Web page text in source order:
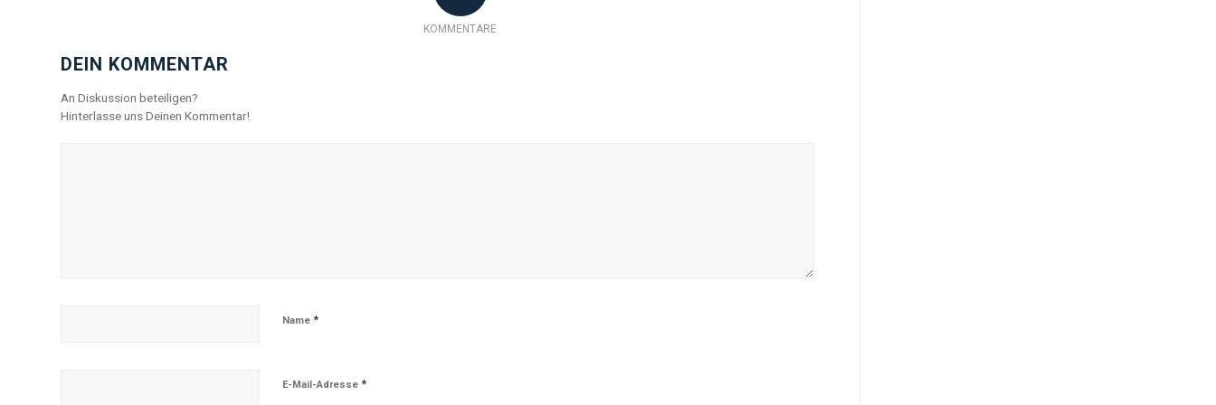
KOMMENTARE
DEIN KOMMENTAR
An Diskussion beteiligen?
Hinterlasse uns Deinen Kommentar!
Name *
E-Mail-Adresse *